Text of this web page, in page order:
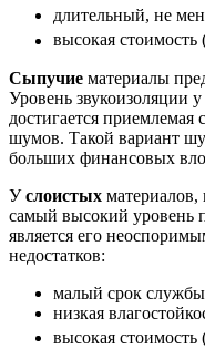
длительный, не
высокая
Сыпучие материалы
Уровень звукоизоляции
достигается
шумов. Такой вариант
больших финансовых
Услоистых материалов,
самый высокий уровень
является его
недостатков:
малый срок
низкая
высокая